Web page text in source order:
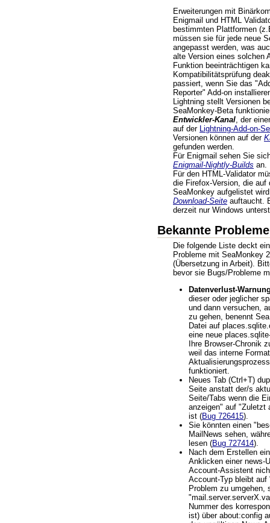
Erweiterungen mit
Enigmail und HTML
bestimmten Plattformen
müssen sie für jede neue
angepasst werden, was
alte Version eines solchen
Funktion beeinträchtigen
Kompatibilitätsprüfung
passiert, wenn Sie das
Reporter" Add-on
Lightning stellt Versionen
SeaMonkey-Beta
Entwickler-Kanal, der
auf der Lightning-Add-on-
Versionen können auf der
gefunden werden.
Für Enigmail sehen Sie
Enigmail-Nightly-Builds an.
Für den HTML-Validator
die Firefox-Version, die
SeaMonkey aufgelistet
Download-Seite auftaucht.
derzeit nur Windows
Bekannte Probleme
Die folgende Liste deckt
Probleme mit SeaMonkey
(Übersetzung in Arbeit).
bevor sie Bugs/Probleme
Datenverlust-
dieser oder jeglicher
und dann versuchen,
zu gehen, benennt
Datei auf
eine neue
Ihre Browser-Chronik
weil das interne
funktioniert.
Neues Tab (Ctrl+T)
Seite anstatt der/s
Seite/Tabs wenn die
anzeigen" auf "Zuletzt
ist (Bug 726415).
Sie könnten einen
MailNews sehen,
lesen (Bug 727414).
Nach dem Erstellen
Anklicken einer news-
Account-Assistent
Account-Typ bleibt
Problem zu umgehen,
Nummer des
ist) über about:config